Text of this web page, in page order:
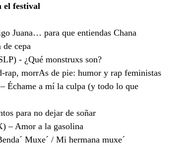
el festival
Juana… para que entiendas Chana
cepa
- ¿Qué monstruxs son?
morrAs de pie: humor y rap feministas
Échame a mí la culpa (y todo lo que
para no dejar de soñar
– Amor a la gasolina
Muxe´ / Mi hermana muxe´